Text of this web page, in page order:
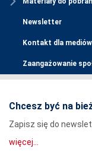
Newsletter
Kontakt dla mediów
Zaangażowanie
Chcesz być na
Zapisz się do
więcej...